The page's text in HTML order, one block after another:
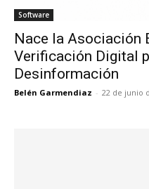
Software
Nace la Asociación
Verificación Digital
Desinformación
Belén Garmendiaz - 22 de junio